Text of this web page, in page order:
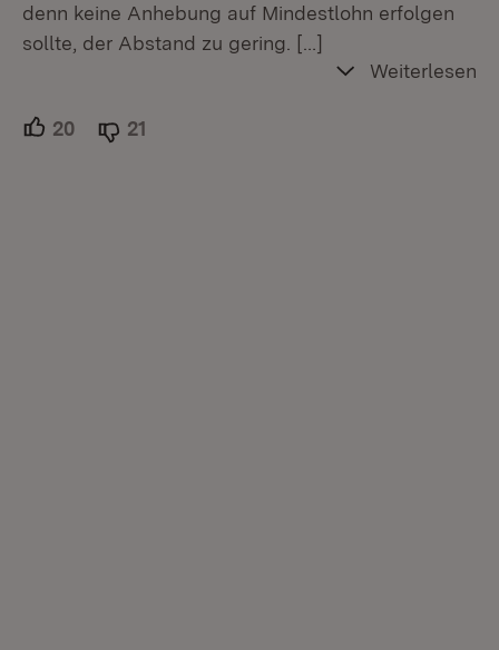
denn keine Anhebung auf Mindestlohn erfolgen
sollte, der Abstand zu gering.
[…]
Weiterlesen
20 Unterstützer.
21